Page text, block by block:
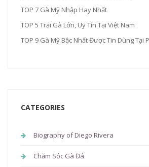
TOP 7 Gà Mỹ Nhập Hay Nhất
TOP 5 Trại Gà Lớn, Uy Tín Tại Việt Nam
TOP 9 Gà Mỹ Bậc Nhất Được Tin Dùng Tại
CATEGORIES
Biography of Diego Rivera
Chăm Sóc Gà Đá